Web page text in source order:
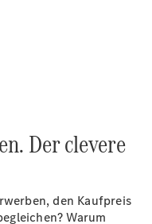
Der clevere
den Kaufpreis
Warum